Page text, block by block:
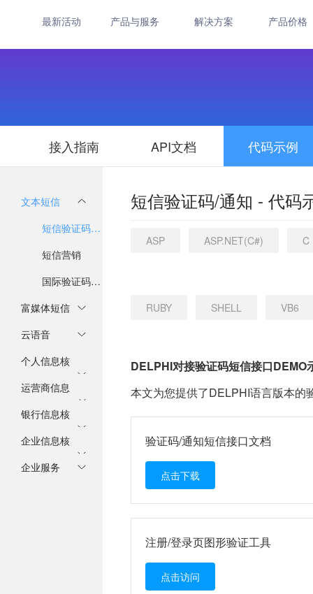
最新活动 产品与服务 解决方案 产品价格
接入指南 API文档 代码示例
文本短信
短信验证码/通知
短信营销
国际验证码/通知
富媒体短信
彩信/视频短信
云语音
语音通知
语音验证码
个人信息核
验
身份证二要素
身份证三要素
运营商信息
核验
运营商二要素
银行信息核
验
银行卡三要素
企业信息核
验
企业服务
短信验证码/通知 - 代码
ASP ASP.NET(C#) C
RUBY SHELL VB6
DELPHI对接验证码短信接口DEMO
本文为您提供了DELPHI语言版本的
验证码/通知短信接口文档
点击下载
注册/登录页图形验证工具
点击访问